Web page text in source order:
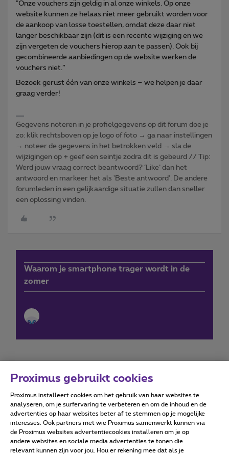
"Onze vouchers zijn geldig in al onze winkels. Op onze
website kunnen ze helaas niet meer gebruikt worden voor
de aankoop van losse toestellen, omdat deze daar niet
langer beschikbaar zijn (dit is een recente wijziging en we
zijn vergeten de vouchers hierop aan te passen). Ook bij
gecombineerde aanbiedingen op de website werken de
vouchers niet.”
Bezoek gerust één van onze winkels – we helpen je daar
graag verder!
Gegevens noteren in je profielgegevens op dit forum doe je
zo: klik rechtsboven op je logo of foto → ga naar instellingen
→ noteer de gegevens in het betrokken veld → sla de
wijzigingen op + geef een seintje zodra dit is gebeurd // Tip:
Werd jouw vraag correct beantwoord? ‘Like’ dan het
antwoord en markeer het als 'Beste antwoord'. De andere
forumleden in een gelijkaardige situatie zullen dan sneller
een oplossing vinden.
Waarom je smartphone trager wordt in de
zomer
Forumvoorwaarden Accessibility statement
Proximus gebruikt cookies
Proximus installeert cookies om het gebruik van haar websites te
analyseren, om je surfervaring te verbeteren en om de inhoud en de
advertenties op haar websites beter af te stemmen op je mogelijke
interesses. Ook partners met wie Proximus samenwerkt kunnen via
de Proximus websites advertentiecookies installeren om je op
andere websites en sociale media advertenties te tonen die
relevant kunnen zijn voor jou. Hou er rekening mee dat als je